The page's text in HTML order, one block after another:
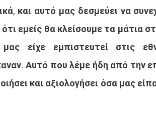
και αυτό μας δεσμεύει να
εμείς θα κλείσουμε τα μάτια
Αυτό που λέμε ήδη από την
και αξιολογήσει όσα μας